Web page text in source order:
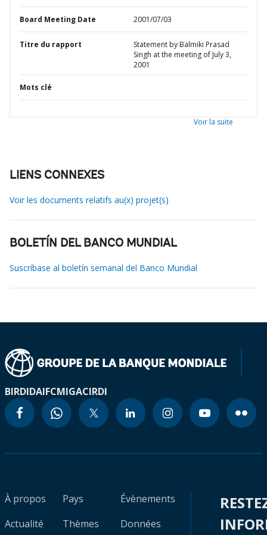
Board Meeting Date 2001/07/03
Titre du rapport
Statement by Balmiki Prasad
Singh at the meeting of July 3,
2001
Mots clé
Voir la suite
LIENS CONNEXES
Voir les documents relatifs au(x) projet(s)
BOLETÍN DEL BANCO MUNDIAL
Suscríbase al boletín semanal del Banco Mundial
BIRDIDAIFCMIGACIRDI
À propos
Actualité
Pays
Thèmes
Évènements
Données